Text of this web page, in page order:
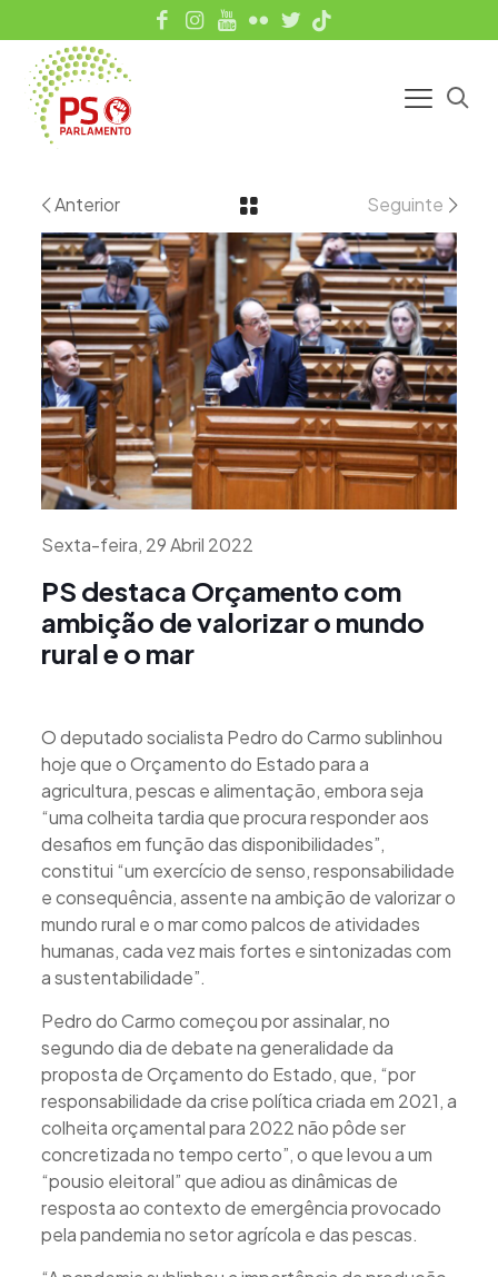
Anterior Seguinte
Sexta-feira, 29 Abril 2022
PS destaca Orçamento com
ambição de valorizar o mundo
rural e o mar
O deputado socialista Pedro do Carmo sublinhou
hoje que o Orçamento do Estado para a
agricultura, pescas e alimentação, embora seja
“uma colheita tardia que procura responder aos
desafios em função das disponibilidades”,
constitui “um exercício de senso, responsabilidade
e consequência, assente na ambição de valorizar o
mundo rural e o mar como palcos de atividades
humanas, cada vez mais fortes e sintonizadas com
a sustentabilidade”.
Pedro do Carmo começou por assinalar, no
segundo dia de debate na generalidade da
proposta de Orçamento do Estado, que, “por
responsabilidade da crise política criada em 2021, a
colheita orçamental para 2022 não pôde ser
concretizada no tempo certo”, o que levou a um
“pousio eleitoral” que adiou as dinâmicas de
resposta ao contexto de emergência provocado
pela pandemia no setor agrícola e das pescas.